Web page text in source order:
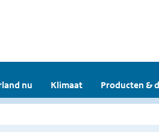
nu Klimaat Producten &